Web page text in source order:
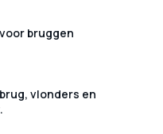
bruggen
vlonders en